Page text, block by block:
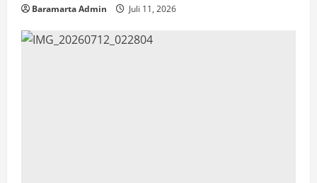
Baramarta Admin Juli 11, 2026